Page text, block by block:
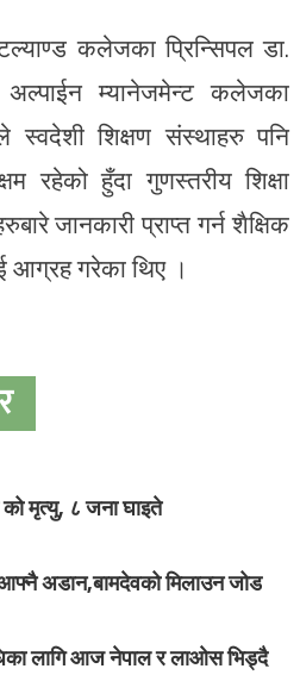
कलेजका प्रिन्सिपल डा.
म्यानेजमेन्ट कलेजका
स्वदेशी शिक्षण संस्थाहरु पनि
रहेको हुँदा गुणस्तरीय शिक्षा
जानकारी प्राप्त गर्न शैक्षिक
आग्रह गरेका थिए ।
को मृत्यु, ८ जना घाइते
अडान,बामदेवको मिलाउन जोड
लागि आज नेपाल र लाओस भिड्दै